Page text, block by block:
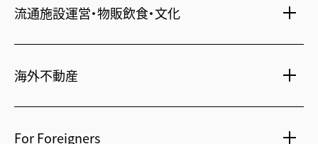
府中・東岡崎
不動産信託
人材派遣・紹介
ビジネスホテル
横浜関内・流山おおたかの森
日光温泉・川治温泉
シニア総合窓口
流通施設運営・物販飲食・文化
和風レストラン
海外不動産
For Foreigners